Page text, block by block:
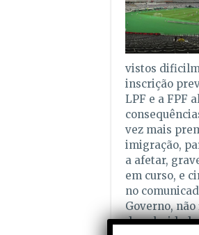
vistos
inscrição
LPF e a FPF
vez mais
imigração,
a afetar,
em curso, e
no
Governo,
da